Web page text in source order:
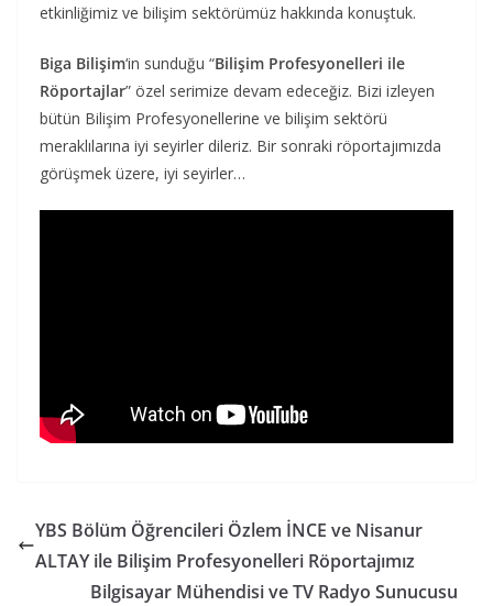
etkinliğimiz ve bilişim sektörümüz hakkında konuştuk.
Biga Bilişim‘in sunduğu “Bilişim Profesyonelleri ile
Röportajlar” özel serimize devam edeceğiz. Bizi izleyen
bütün Bilişim Profesyonellerine ve bilişim sektörü
meraklılarına iyi seyirler dileriz. Bir sonraki röportajımızda
görüşmek üzere, iyi seyirler…
YBS Bölüm Öğrencileri Özlem İNCE ve Nisanur
ALTAY ile Bilişim Profesyonelleri Röportajımız
Bilgisayar Mühendisi ve TV Radyo Sunucusu